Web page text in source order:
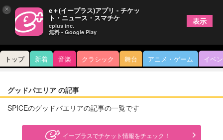
トップ 新着 音楽 クラシック 舞台 アニメ・ゲーム イベ
グッドパエリア の記事
SPICEのグッドパエリアの記事の一覧です
イープラスでチケット情報をチェック！
× e＋(イープラス)アプリ - チケッ
ト・ニュース・スマチケ
eplus inc.
無料 - Google Play
表示